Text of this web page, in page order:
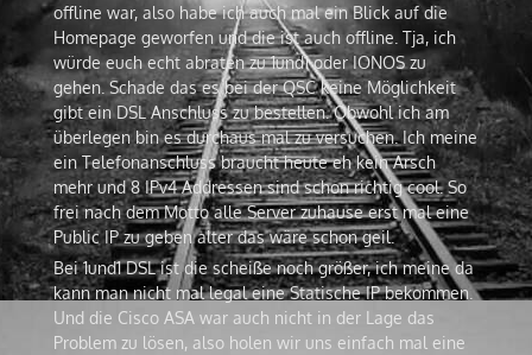
offline war, also habe ich auch mal ein Blick auf die
Homepage geworfen und die ist auch offline. Tja, ich
würde euch echt abraten zu 1und1 oder IONOS zu
gehen. Schade das es bei der QSC keine Möglichkeit
gibt ein DSL Anschluss zu bestellen. Obwohl ich am
überlegen bin es durchaus mal zu versuchen. Ich meine
ein Telefonanschluss braucht heute eh kein Arsch
mehr und 8 IPv4 Addressen sind schon richtig cool. So
frei nach dem Motto alle Server zuhause erst mal eine
Public IP zu geben alter das wäre schon geil.
Bei 1und1 DSL ist die scheiße noch größer, ich meine da
kann man nicht mal legal eine Statische IP bekommen.
Und die Cisco ASA war auch nicht in der Lage das
Problem zu lösen, also holen wir uns einfach mal eine